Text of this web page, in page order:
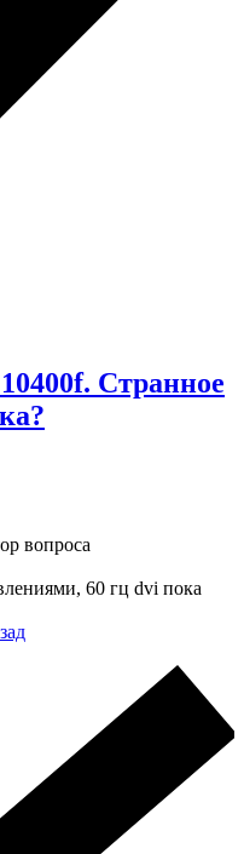
Странное
вопроса
60 гц dvi пока